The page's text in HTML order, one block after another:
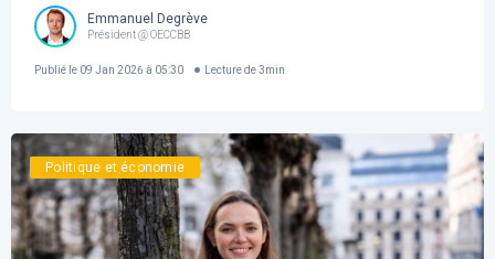
Emmanuel Degrève
Président @ OECCBB
Publié le 09 Jan 2026 à 05:30 Lecture de 3min
Politique et économie